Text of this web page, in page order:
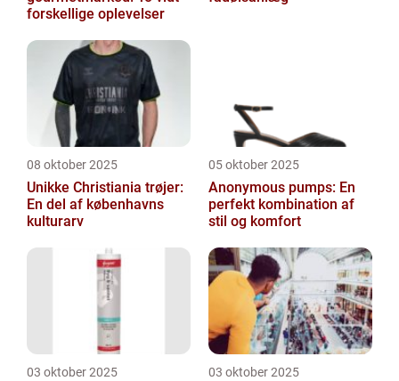
forskellige oplevelser
08 oktober 2025
Unikke Christiania trøjer:
En del af københavns
kulturarv
05 oktober 2025
Anonymous pumps: En
perfekt kombination af
stil og komfort
03 oktober 2025 03 oktober 2025